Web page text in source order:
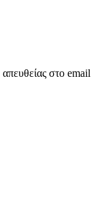
στο email